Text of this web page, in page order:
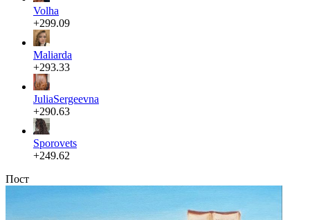
Volha
+299.09
Maliarda
+293.33
JuliaSergeevna
+290.63
Sporovets
+249.62
Пост